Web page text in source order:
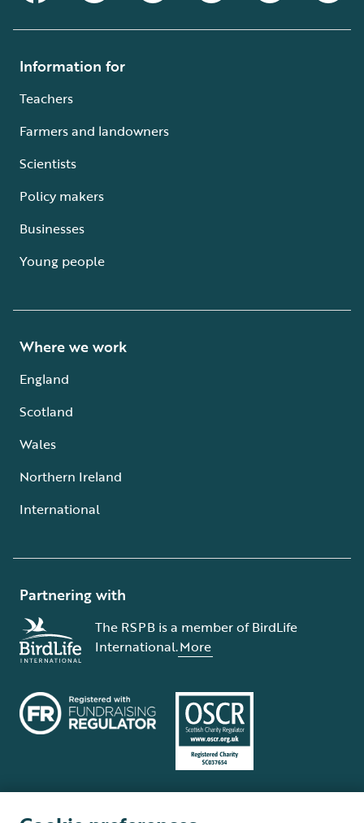
Information for
Teachers
Farmers and landowners
Scientists
Policy makers
Businesses
Young people
Where we work
England
Scotland
Wales
Northern Ireland
International
Partnering with
The RSPB is a member of BirdLife
International.More